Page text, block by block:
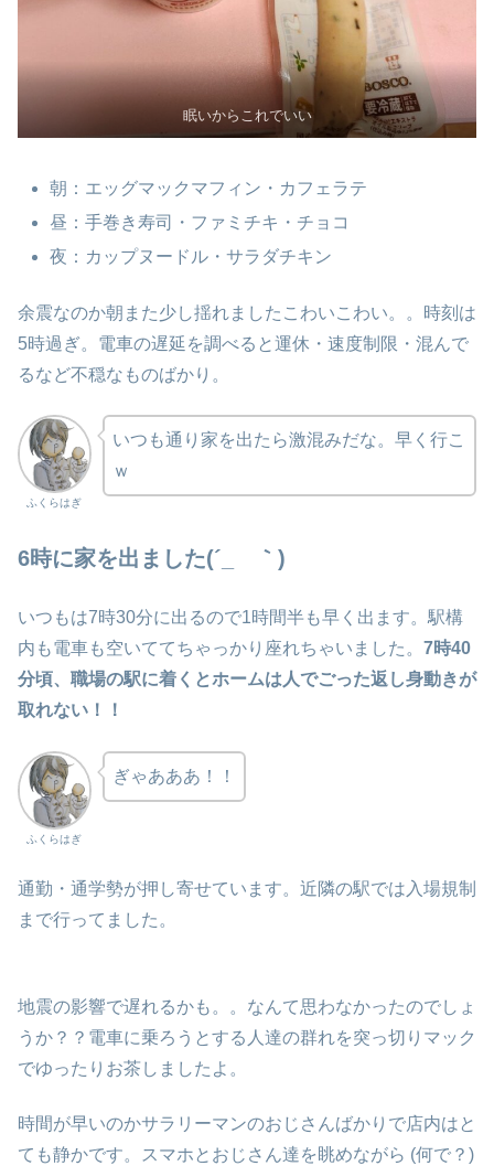
眠いからこれでいい
朝：エッグマックマフィン・カフェラテ
昼：手巻き寿司・ファミチキ・チョコ
夜：カップヌードル・サラダチキン
余震なのか朝また少し揺れましたこわいこわい。。時刻は
5時過ぎ。電車の遅延を調べると運休・速度制限・混んで
るなど不穏なものばかり。
ふくらはぎ
いつも通り家を出たら激混みだな。早く行こ
ｗ
6時に家を出ました(´_ゝ｀)
いつもは7時30分に出るので1時間半も早く出ます。駅構
内も電車も空いててちゃっかり座れちゃいました。 7時40
分頃、職場の駅に着くとホームは人でごった返し身動きが
取れない！！
ふくらはぎ
ぎゃあああ！！
通勤・通学勢が押し寄せています。近隣の駅では入場規制
まで行ってました。
地震の影響で遅れるかも。。なんて思わなかったのでしょ
うか？？電車に乗ろうとする人達の群れを突っ切りマック
でゆったりお茶しましたよ。
時間が早いのかサラリーマンのおじさんばかりで店内はと
ても静かです。スマホとおじさん達を眺めながら (何で？)